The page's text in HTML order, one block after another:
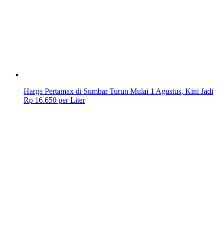
Harga Pertamax di Sumbar Turun Mulai 1 Agustus, Kini Jadi
Rp 16.650 per Liter